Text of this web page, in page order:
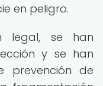
en peligro.
legal, se han
y se han
prevención de